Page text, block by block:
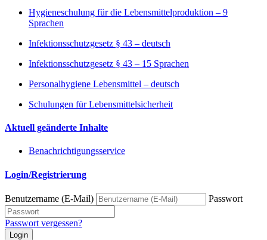
Hygieneschulung für die Lebensmittelproduktion – 9
Sprachen
Infektionsschutzgesetz § 43 – deutsch
Infektionsschutzgesetz § 43 – 15 Sprachen
Personalhygiene Lebensmittel – deutsch
Schulungen für Lebensmittelsicherheit
Aktuell geänderte Inhalte
Benachrichtigungsservice
Login/Registrierung
Benutzername (E-Mail) Passwort
Passwort vergessen?
Login